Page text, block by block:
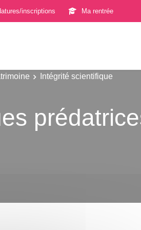
inscriptions Ma rentrée
Intégrité scientifique